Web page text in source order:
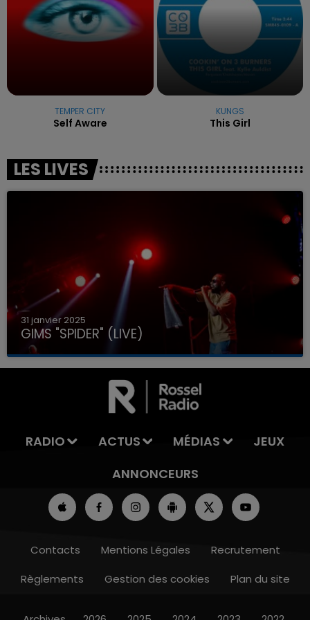
TEMPER CITY
Self Aware
KUNGS
This Girl
LES LIVES
31 janvier 2025
GIMS "SPIDER" (LIVE)
RADIO ACTUS MÉDIAS
JEUX
ANNONCEURS
Contacts Mentions Légales
Recrutement
Règlements
Gestion des cookies Plan du site